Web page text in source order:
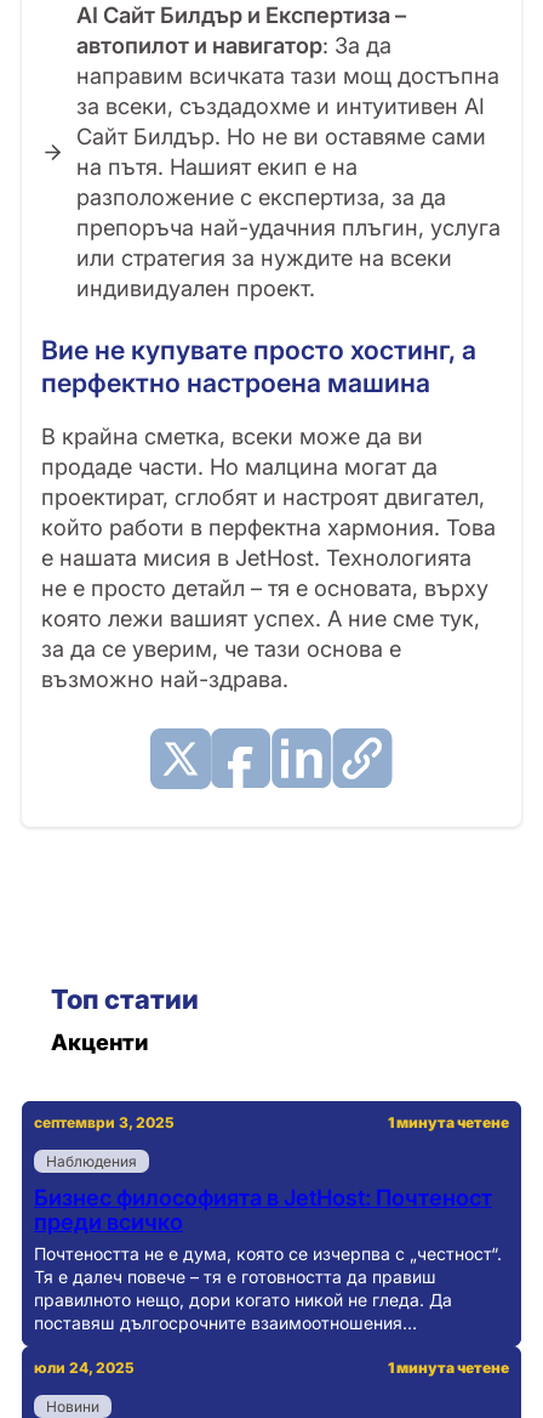
AI Сайт Билдър и Експертиза –
автопилот и навигатор: За да
направим всичката тази мощ достъпна
за всеки, създадохме и интуитивен AI
Сайт Билдър. Но не ви оставяме сами
на пътя. Нашият екип е на
разположение с експертиза, за да
препоръча най-удачния плъгин, услуга
или стратегия за нуждите на всеки
индивидуален проект.
Вие не купувате просто хостинг, а
перфектно настроена машина
В крайна сметка, всеки може да ви
продаде части. Но малцина могат да
проектират, сглобят и настроят двигател,
който работи в перфектна хармония. Това
е нашата мисия в JetHost. Технологията
не е просто детайл – тя е основата, върху
която лежи вашият успех. А ние сме тук,
за да се уверим, че тази основа е
възможно най-здрава.
Топ статии
Акценти
септември 3, 2025 1 минута четене
Наблюдения
Бизнес философията в JetHost: Почтеност
преди всичко
Почтеността не е дума, която се изчерпва с „честност“.
Тя е далеч повече – тя е готовността да правиш
правилното нещо, дори когато никой не гледа. Да
поставяш дългосрочните взаимоотношения…
юли 24, 2025 1 минута четене
Новини